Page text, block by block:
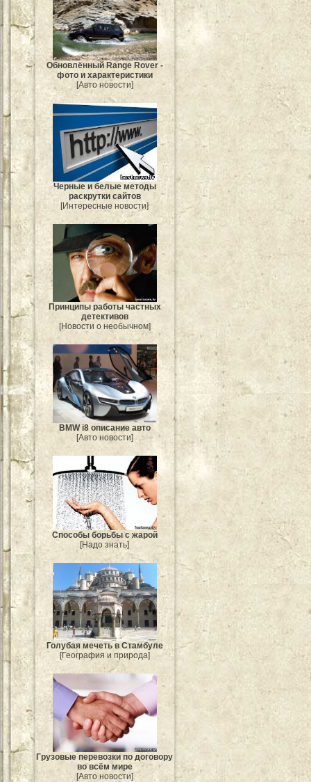
Обновлённый Range Rover -
фото и характеристики
[Авто новости]
Черные и белые методы
раскрутки сайтов
[Интересные новости]
Принципы работы частных
детективов
[Новости о необычном]
BMW i8 описание авто
[Авто новости]
Способы борьбы с жарой
[Надо знать]
Голубая мечеть в Стамбуле
[География и природа]
Грузовые перевозки по договору
во всём мире
[Авто новости]